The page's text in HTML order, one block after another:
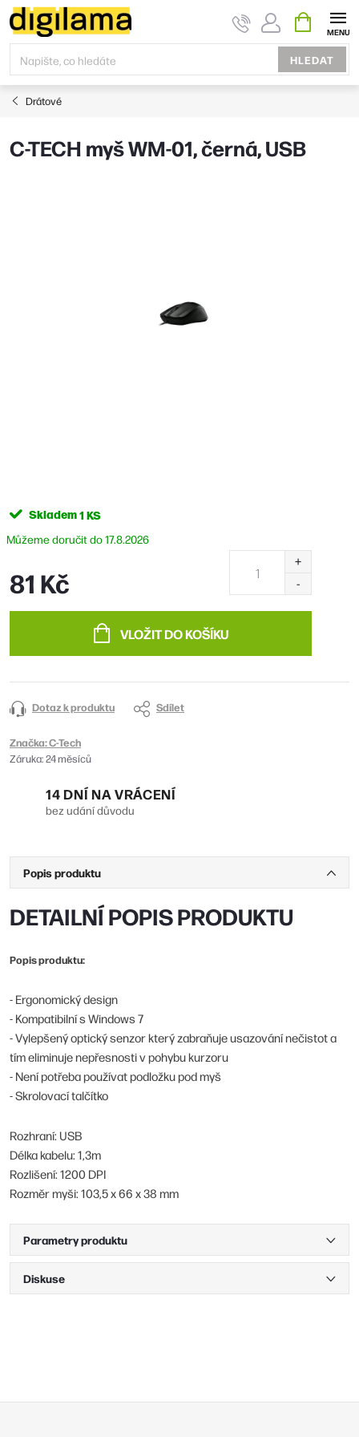
Přejít
na
obsah
HLEDAT
KOŠÍK
Drátové
C-TECH myš WM-01, černá, USB
Skladem1 KS
17.8.2026
81 Kč
VLOŽIT DO KOŠÍKU
Dotaz k produktu Sdílet
Značka:C-Tech
Záruka:24 měsíců
14 DNÍ NA VRÁCENÍ
bez udání důvodu
Popis produktu
DETAILNÍ POPIS PRODUKTU
Popis produktu:
- Ergonomický design
- Kompatibilní s Windows 7
- Vylepšený optický senzor který zabraňuje usazování nečistot a
tím eliminuje nepřesnosti v pohybu kurzoru
- Není potřeba používat podložku pod myš
- Skrolovací talčítko
Rozhraní: USB
Délka kabelu: 1,3m
Rozlišení: 1200 DPI
Rozměr myši: 103,5 x 66 x 38 mm
Parametry produktu
Diskuse